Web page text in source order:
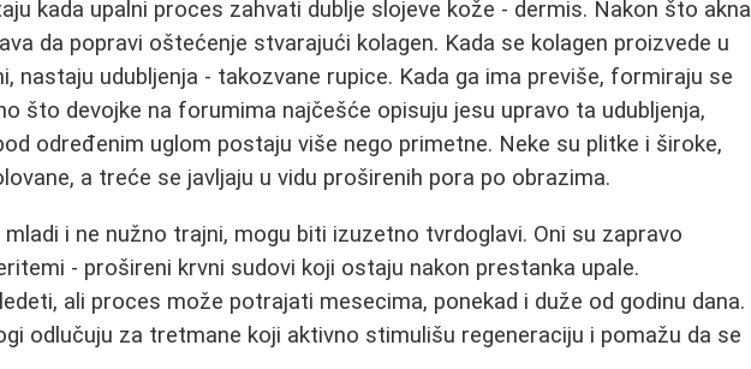
kada upalni proces zahvati dublje slojeve kože - dermis. Nakon što akna
da popravi oštećenje stvarajući kolagen. Kada se kolagen proizvede u
nastaju udubljenja - takozvane rupice. Kada ga ima previše, formiraju se
što devojke na forumima najčešće opisuju jesu upravo ta udubljenja,
određenim uglom postaju više nego primetne. Neke su plitke i široke,
a treće se javljaju u vidu proširenih pora po obrazima.
mladi i ne nužno trajni, mogu biti izuzetno tvrdoglavi. Oni su zapravo
- prošireni krvni sudovi koji ostaju nakon prestanka upale.
ali proces može potrajati mesecima, ponekad i duže od godinu dana.
odlučuju za tretmane koji aktivno stimulišu regeneraciju i pomažu da se